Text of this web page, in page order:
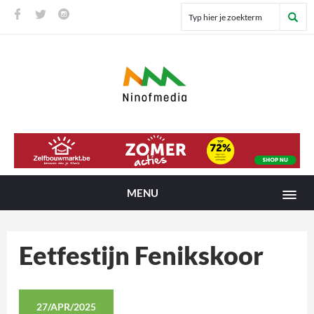
MENU
Eetfestijn Fenikskoor
27/APR/2025